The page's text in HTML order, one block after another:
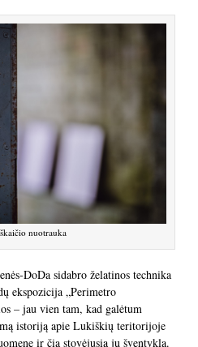
nuotrauka
DoDa sidabro želatinos technika
ekspozicija „Perimetro
– jau vien tam, kad galėtum
istoriją apie Lukiškių teritorijoje
ir čia stovėjusią jų šventyklą.